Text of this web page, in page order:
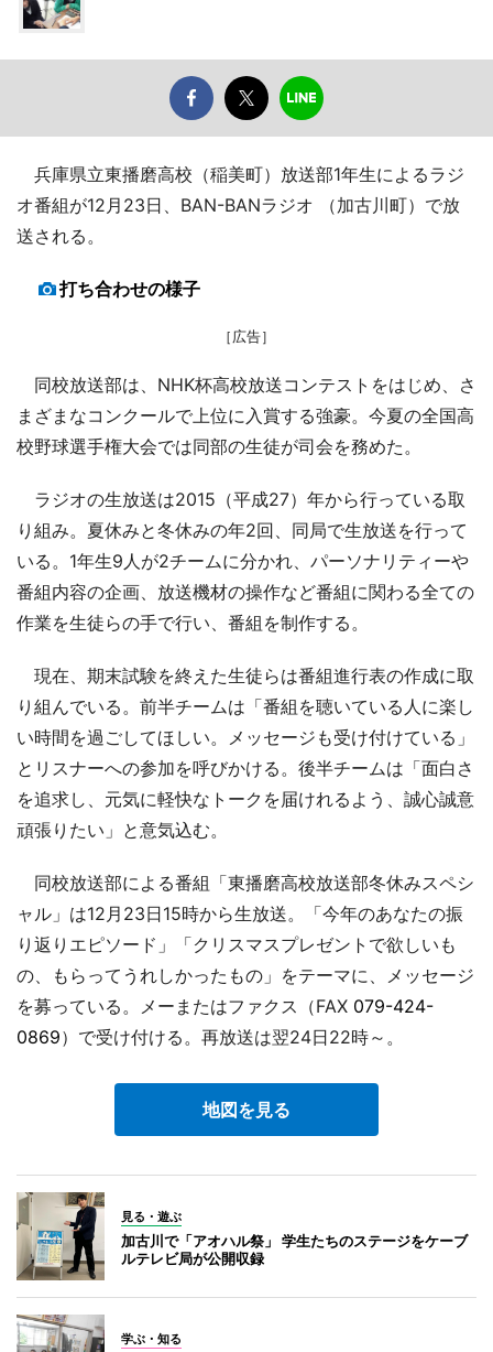
兵庫県立東播磨高校（稲美町）放送部1年生によるラジ
オ番組が12月23日、BAN-BANラジオ （加古川町）で放
送される。
打ち合わせの様子
［広告］
同校放送部は、NHK杯高校放送コンテストをはじめ、さ
まざまなコンクールで上位に入賞する強豪。今夏の全国高
校野球選手権大会では同部の生徒が司会を務めた。
ラジオの生放送は2015（平成27）年から行っている取
り組み。夏休みと冬休みの年2回、同局で生放送を行って
いる。1年生9人が2チームに分かれ、パーソナリティーや
番組内容の企画、放送機材の操作など番組に関わる全ての
作業を生徒らの手で行い、番組を制作する。
現在、期末試験を終えた生徒らは番組進行表の作成に取
り組んでいる。前半チームは「番組を聴いている人に楽し
い時間を過ごしてほしい。メッセージも受け付けている」
とリスナーへの参加を呼びかける。後半チームは「面白さ
を追求し、元気に軽快なトークを届けれるよう、誠心誠意
頑張りたい」と意気込む。
同校放送部による番組「東播磨高校放送部冬休みスペシ
ャル」は12月23日15時から生放送。「今年のあなたの振
り返りエピソード」「クリスマスプレゼントで欲しいも
の、もらってうれしかったもの」をテーマに、メッセージ
を募っている。メーまたはファクス（FAX 079-424-
0869）で受け付ける。再放送は翌24日22時～。
地図を見る
見る・遊ぶ
加古川で「アオハル祭」 学生たちのステージをケーブ
ルテレビ局が公開収録
学ぶ・知る